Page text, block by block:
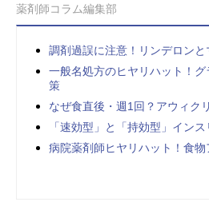
薬剤師コラム編集部
調剤過誤に注意！リンデロン
一般名処方のヒヤリハット！
策
なぜ食直後・週1回？アウィク
「速効型」と「持効型」イン
病院薬剤師ヒヤリハット！食